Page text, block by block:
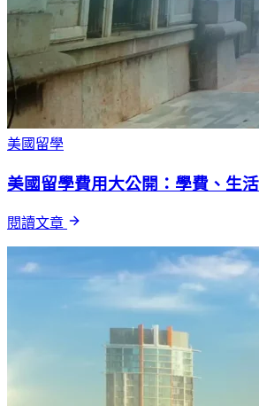
美國留學
美國留學費用大公開：學費、生
閱讀文章